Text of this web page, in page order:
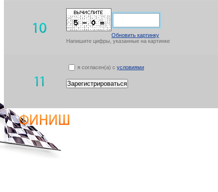
Обновить картинку
Напишите цифры, указанные на картинке
я согласен(а) с условиями
Зарегистрироваться